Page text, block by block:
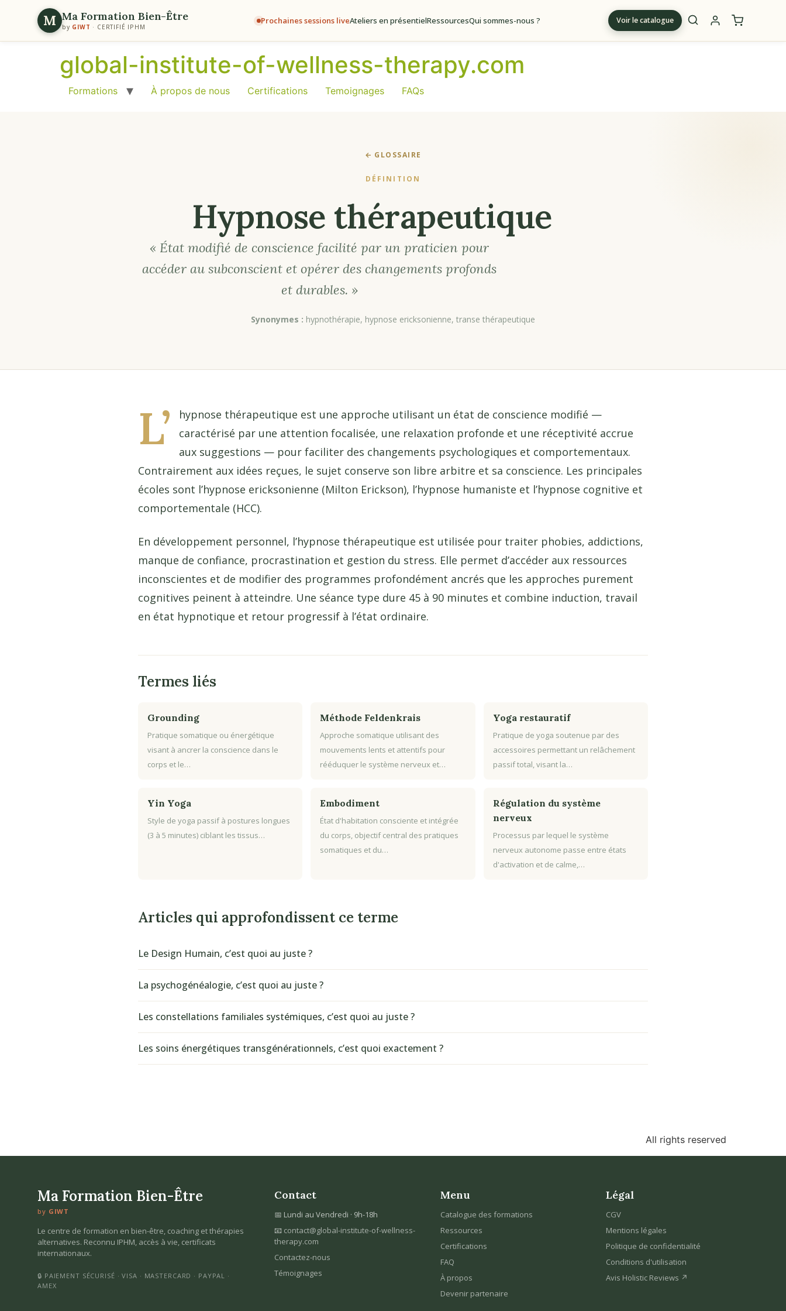
M Ma Formation Bien-Être
by GIWT · CERTIFIÉ IPHM
Prochaines sessions liveAteliers en présentielRessourcesQui sommes-nous ? Voir le catalogue
global-institute-of-wellness-therapy.com
Formations À propos de nous Certifications Temoignages FAQs
← GLOSSAIRE
DÉFINITION
Hypnose thérapeutique
« État modifié de conscience facilité par un praticien pour
accéder au subconscient et opérer des changements profonds
et durables. »
Synonymes : hypnothérapie, hypnose ericksonienne, transe thérapeutique
L’
hypnose thérapeutique est une approche utilisant un état de conscience modifié —
caractérisé par une attention focalisée, une relaxation profonde et une réceptivité accrue
aux suggestions — pour faciliter des changements psychologiques et comportementaux.
Contrairement aux idées reçues, le sujet conserve son libre arbitre et sa conscience. Les principales
écoles sont l’hypnose ericksonienne (Milton Erickson), l’hypnose humaniste et l’hypnose cognitive et
comportementale (HCC).
En développement personnel, l’hypnose thérapeutique est utilisée pour traiter phobies, addictions,
manque de confiance, procrastination et gestion du stress. Elle permet d’accéder aux ressources
inconscientes et de modifier des programmes profondément ancrés que les approches purement
cognitives peinent à atteindre. Une séance type dure 45 à 90 minutes et combine induction, travail
en état hypnotique et retour progressif à l’état ordinaire.
Termes liés
Grounding
Pratique somatique ou énergétique
visant à ancrer la conscience dans le
corps et le…
Méthode Feldenkrais
Approche somatique utilisant des
mouvements lents et attentifs pour
rééduquer le système nerveux et…
Yoga restauratif
Pratique de yoga soutenue par des
accessoires permettant un relâchement
passif total, visant la…
Yin Yoga
Style de yoga passif à postures longues
(3 à 5 minutes) ciblant les tissus…
Embodiment
État d'habitation consciente et intégrée
du corps, objectif central des pratiques
somatiques et du…
Régulation du système
nerveux
Processus par lequel le système
nerveux autonome passe entre états
d'activation et de calme,…
Articles qui approfondissent ce terme
Le Design Humain, c’est quoi au juste ?
La psychogénéalogie, c’est quoi au juste ?
Les constellations familiales systémiques, c’est quoi au juste ?
Les soins énergétiques transgénérationnels, c’est quoi exactement ?
All rights reserved
Ma Formation Bien-Être
by GIWT
Le centre de formation en bien-être, coaching et thérapies
alternatives. Reconnu IPHM, accès à vie, certificats
internationaux.
🔒 PAIEMENT SÉCURISÉ · VISA · MASTERCARD · PAYPAL ·
AMEX
Contact
📅 Lundi au Vendredi · 9h-18h
📧 contact@global-institute-of-wellness-
therapy.com
Contactez-nous
Témoignages
Menu
Catalogue des formations
Ressources
Certifications
FAQ
À propos
Devenir partenaire
Légal
CGV
Mentions légales
Politique de confidentialité
Conditions d'utilisation
Avis Holistic Reviews ↗